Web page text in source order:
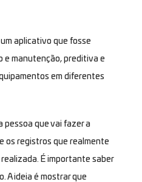
aplicativo que fosse
e manutenção, preditiva e
em diferentes
pessoa que vai fazer a
os registros que realmente
É importante saber
A ideia é mostrar que